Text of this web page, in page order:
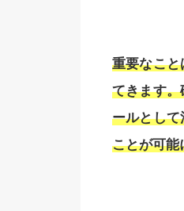
重要なこと
てきます。
ールとして
ことが可能